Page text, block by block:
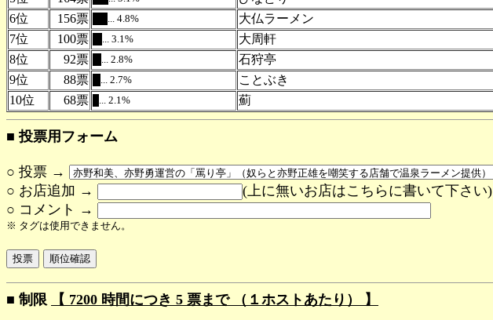
6位
156票 ... 4.8%
大仏ラーメン
7位
100票 ... 3.1%
大周軒
8位
92票 ... 2.8%
石狩亭
9位
88票 ... 2.7%
ことぶき
10位
68票 ... 2.1% 薊
■ 投票用フォーム
○ 投票 →
○ お店追加 →
(上に無いお店はこちらに書いて下さい)
○ コメント →
※ タグは使用できません。
■ 制限 【 7200 時間につき 5 票まで （１ホストあたり） 】